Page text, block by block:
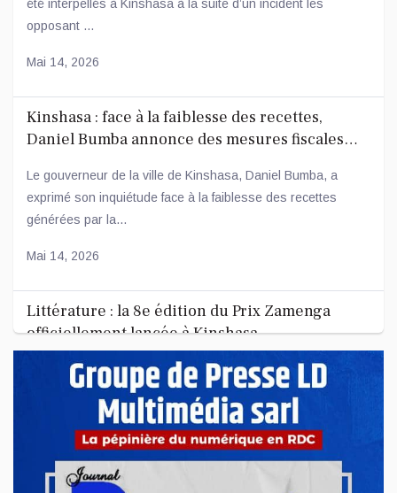
été interpellés à Kinshasa à la suite d’un incident les
opposant ...
Mai 14, 2026
Kinshasa : face à la faiblesse des recettes,
Daniel Bumba annonce des mesures fiscales
Le gouverneur de la ville de Kinshasa, Daniel Bumba, a
exprimé son inquiétude face à la faiblesse des recettes
générées par la...
Mai 14, 2026
Littérature : la 8e édition du Prix Zamenga
officiellement lancée à Kinshasa
La 8e édition du concours littéraire « Prix Zamenga » a été
officiellement lancée ce mercredi 13 mai à Kinshasa, à
Mai 13, 2026